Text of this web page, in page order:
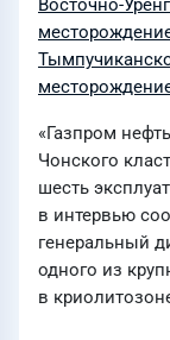
Восточно-
«Газпром
Чонского
шесть
в интервью
генеральный
одного из
в